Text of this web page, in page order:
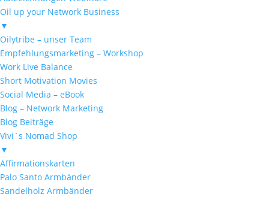
Oil up your Network Business
▼
Oilytribe – unser Team
Empfehlungsmarketing – Workshop
Work Live Balance
Short Motivation Movies
Social Media – eBook
Blog – Network Marketing
Blog Beiträge
Vivi´s Nomad Shop
▼
Affirmationskarten
Palo Santo Armbänder
Sandelholz Armbänder